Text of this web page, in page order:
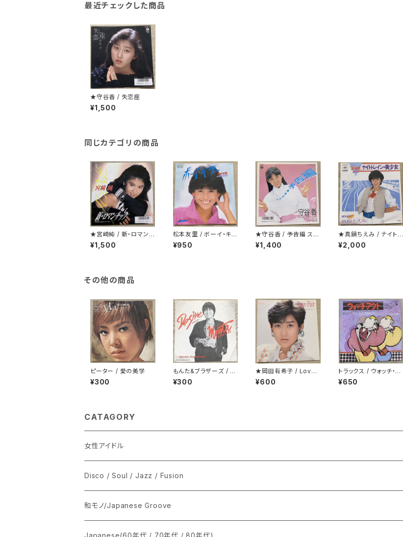
最近チェックした商品
★守谷香 / 失恋座
¥1,500
同じカテゴリの商品
★宮崎純 / 新・ロマンチ
ック
¥1,500
松本友里 / ボーイ・キラ
ー
¥950
★守谷香 / 予告編 ステ
ッカー付
¥1,400
★真鍋ちえみ / ナイトレ
イン・美少女 プロモ
¥2,000
その他の商品
ピーター / 愛の美学
¥300
もんた&ブラザーズ / デ
ザイアー
¥300
★岡田有希子 / Love
Fair
¥600
トラックス / ウォッチ・ア
ウト
¥650
CATAGORY
女性アイドル
シングル盤
あ行
か行
LP
CD
Disco / Soul / Jazz / Fusion
シングル盤
A
12インチ・シングル
和モノ/Japanese Groove
シングル盤